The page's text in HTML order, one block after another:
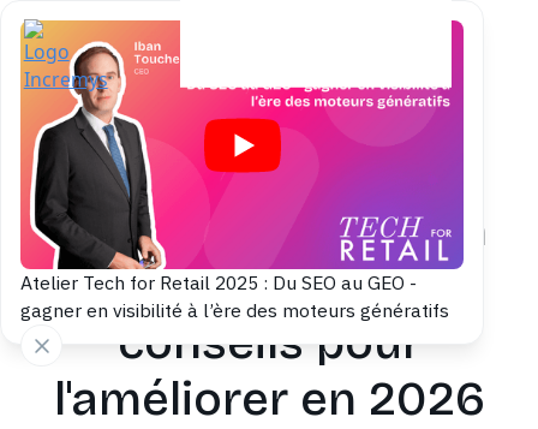
Atelier Tech for Retail 2025 : Du SEO au GEO -
gagner en visibilité à l’ère des moteurs génératifs
Back to blog
Taux de conversion
adwords : nos
conseils pour
l'améliorer en 2026